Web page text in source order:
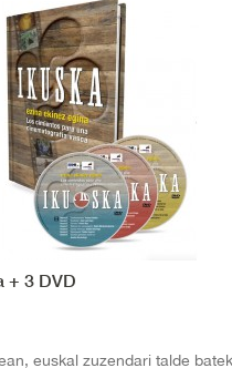
+ 3 DVD
euskal zuzendari talde